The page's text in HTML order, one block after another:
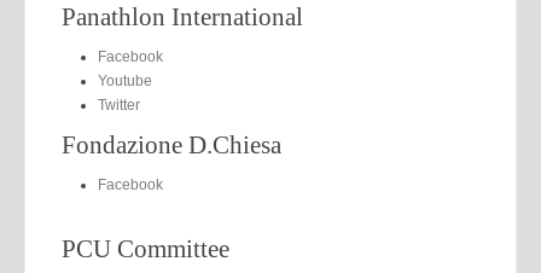
Panathlon International
Facebook
Youtube
Twitter
Fondazione D.Chiesa
Facebook
PCU Committee